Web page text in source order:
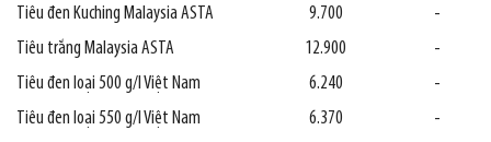
Tiêu đen Kuching Malaysia ASTA
9.700
-
Tiêu trắng Malaysia ASTA
12.900
-
Tiêu đen loại 500 g/l Việt Nam
6.240
-
Tiêu đen loại 550 g/l Việt Nam
6.370
-